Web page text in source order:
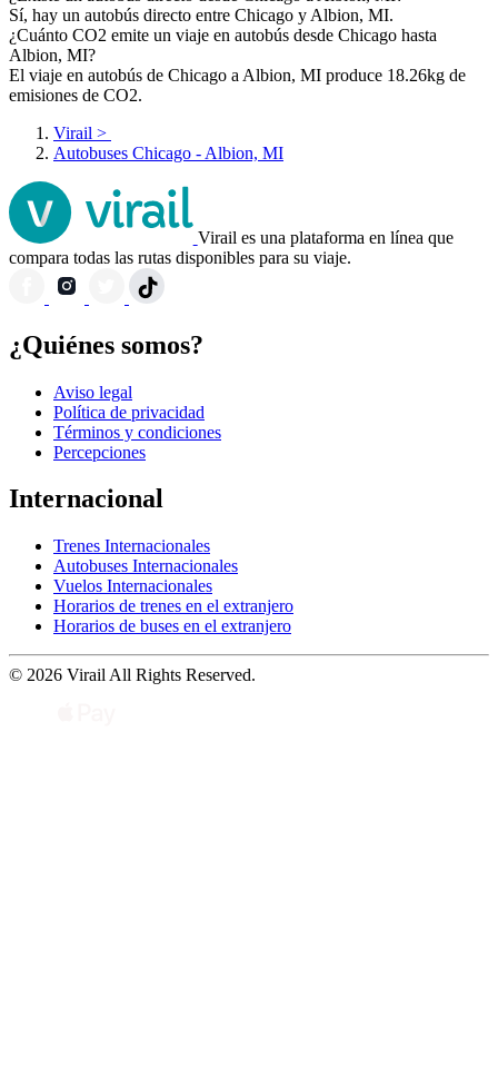
Sí, hay un autobús directo entre Chicago y Albion, MI.
¿Cuánto CO2 emite un viaje en autobús desde Chicago hasta
Albion, MI?
El viaje en autobús de Chicago a Albion, MI produce 18.26kg de
emisiones de CO2.
Virail >
Autobuses Chicago - Albion, MI
Virail es una plataforma en línea que
compara todas las rutas disponibles para su viaje.
¿Quiénes somos?
Aviso legal
Política de privacidad
Términos y condiciones
Percepciones
Internacional
Trenes Internacionales
Autobuses Internacionales
Vuelos Internacionales
Horarios de trenes en el extranjero
Horarios de buses en el extranjero
© 2026 Virail All Rights Reserved.